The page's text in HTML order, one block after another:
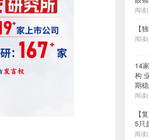
阅读
【
阅读
14
构
期
阅读
【
5只
阅读